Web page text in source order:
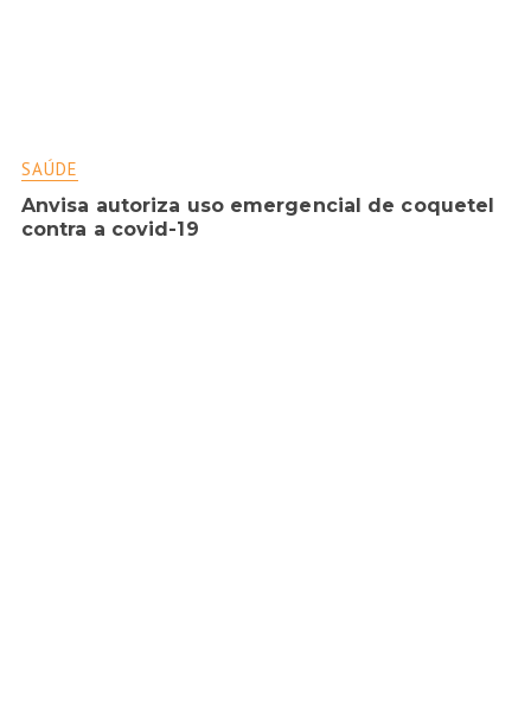
SAÚDE
Anvisa autoriza uso emergencial de coquetel
contra a covid-19